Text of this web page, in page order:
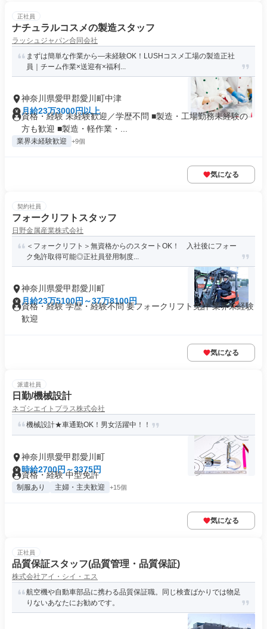
正社員
ナチュラルコスメの製造スタッフ
ラッシュジャパン合同会社
まずは簡単な作業から―未経験OK！LUSHコスメ工場の製造正社
員｜チーム作業×送迎有×福利...
神奈川県愛甲郡愛川町中津
月給23万3000円以上
資格・経験 未経験歓迎／学歴不問 ■製造・工場勤務未経験の
方も歓迎 ■製造・軽作業・...
業界未経験歓迎 +9個
気になる
契約社員
フォークリフトスタッフ
日野金属産業株式会社
＜フォークリフト＞無資格からのスタートOK！ 入社後にフォー
ク免許取得可能◎正社員登用制度...
神奈川県愛甲郡愛川町
月給23万5100円～37万8100円
資格・経験 学歴・経験不問 要フォークリフト免許 業界未経験
歓迎
気になる
派遣社員
日勤/機械設計
ネゴシエイトプラス株式会社
機械設計★車通勤OK！男女活躍中！！
神奈川県愛甲郡愛川町
時給2700円～3375円
資格・経験 中型免許
制服あり 主婦・主夫歓迎 +15個
気になる
正社員
品質保証スタッフ(品質管理・品質保証)
株式会社アイ・シイ・エス
航空機や自動車部品に携わる品質保証職。同じ検査ばかりでは物足
りないあなたにお勧めです。